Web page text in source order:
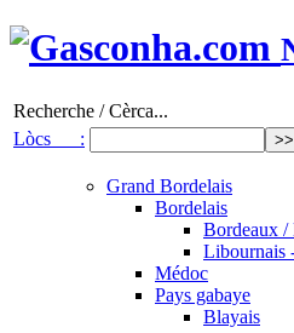
Recherche / Cèrca...
Lòcs :
Grand Bordelais
Bordelais
Bordeaux /
Libournais
Médoc
Pays gabaye
Blayais